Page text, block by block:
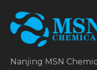
Nanjing MSN